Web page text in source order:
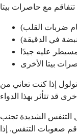
ضربات القلب)
عليه جيدًا
بيتا الأخرى
إذا كنت تعاني من
التنفس الشديدة تجنب
صعوبات التنفس. إذا